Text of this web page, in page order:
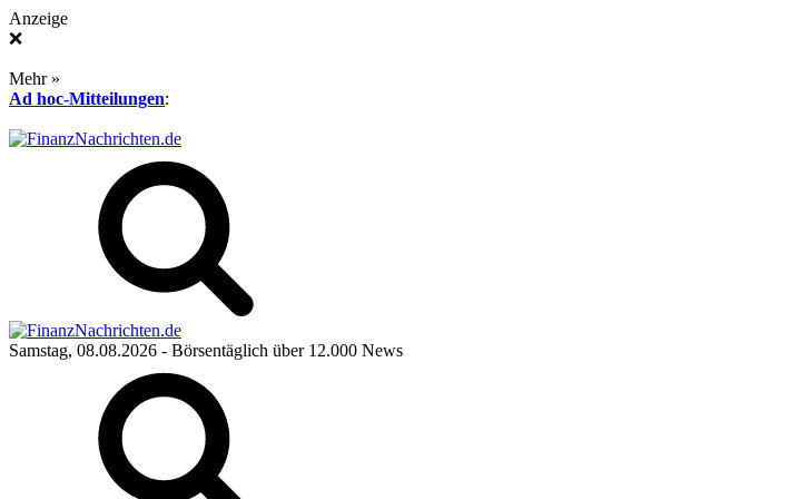
Anzeige
❌
Mehr »
Ad hoc-Mitteilungen:
Samstag, 08.08.2026 - Börsentäglich über 12.000 News